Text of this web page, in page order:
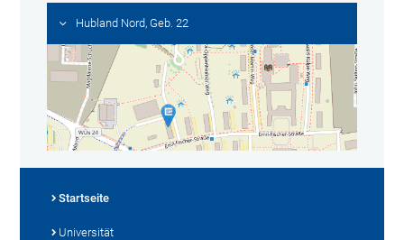
Hubland Nord, Geb. 22
Startseite
Universität